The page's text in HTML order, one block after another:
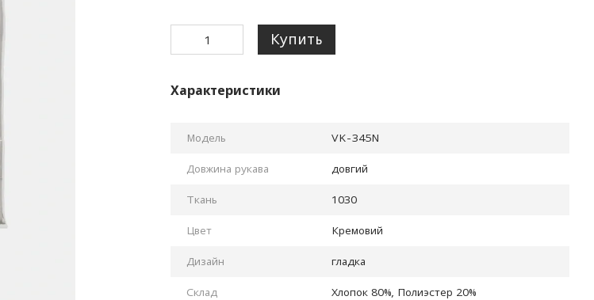
Купить
Характеристики
Модель VK-345N
Довжина рукава довгий
Ткань 1030
Цвет Кремовий
Дизайн гладка
Склад Хлопок 80%, Полиэстер 20%